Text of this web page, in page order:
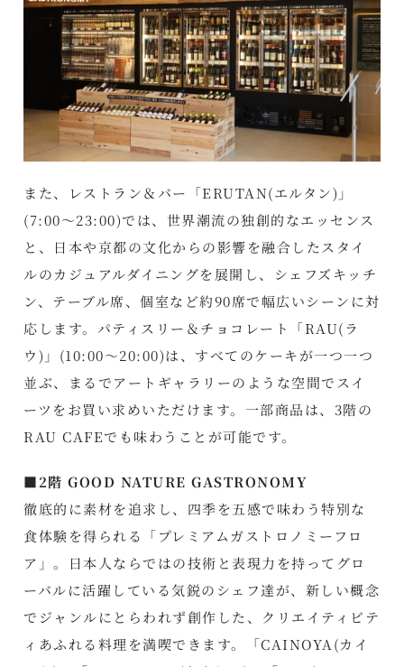
また、レストラン＆バー「ERUTAN(エルタン)」
(7:00～23:00)では、世界潮流の独創的なエッセンス
と、日本や京都の文化からの影響を融合したスタイ
ルのカジュアルダイニングを展開し、シェフズキッチ
ン、テーブル席、個室など約90席で幅広いシーンに対
応します。パティスリー＆チョコレート「RAU(ラ
ウ)」(10:00～20:00)は、すべてのケーキが一つ一つ
並ぶ、まるでアートギャラリーのような空間でスイ
ーツをお買い求めいただけます。一部商品は、3階の
RAU CAFEでも味わうことが可能です。
■2階 GOOD NATURE GASTRONOMY
徹底的に素材を追求し、四季を五感で味わう特別な
食体験を得られる「プレミアムガストロノミーフロ
ア」。日本人ならではの技術と表現力を持ってグロ
ーバルに活躍している気鋭のシェフ達が、新しい概念
でジャンルにとらわれず創作した、クリエイティビテ
ィあふれる料理を満喫できます。「CAINOYA(カイ